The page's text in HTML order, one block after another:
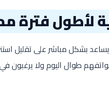
لأطول فترة
بشكل مباشر على تقليل
طوال اليوم ولا يرغبون